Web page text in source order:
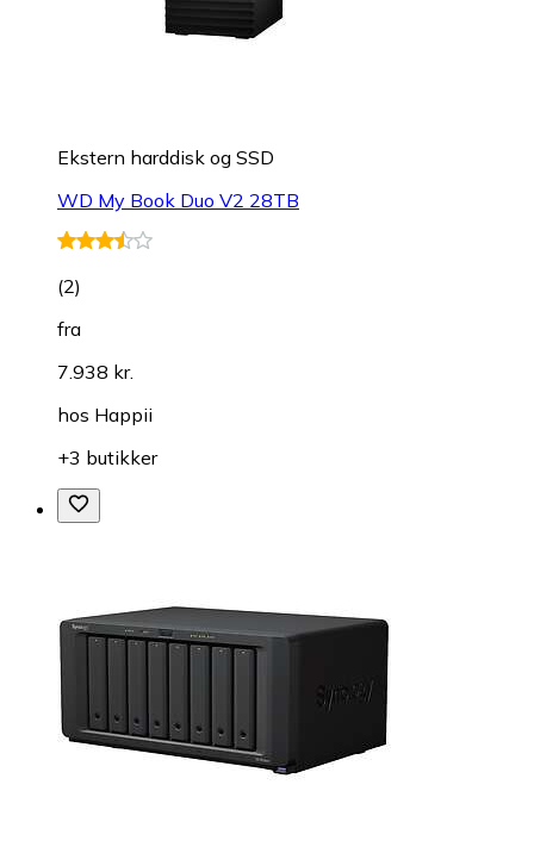
Ekstern harddisk og SSD
WD My Book Duo V2 28TB
(2)
fra
7.938 kr.
hos Happii
+3 butikker